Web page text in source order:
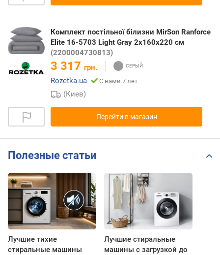
Комплект постільної білизни MirSon Ranforce
Elite 16-5703 Light Gray 2х160х220 см
(2200004730813)
3 317 грн.
Rozetka.ua
С нами 7 лет
(Киев)
Перейти в магазин
Полезные статьи
Лучшие тихие
стиральные машины
Лучшие стиральные
машины с загрузкой до